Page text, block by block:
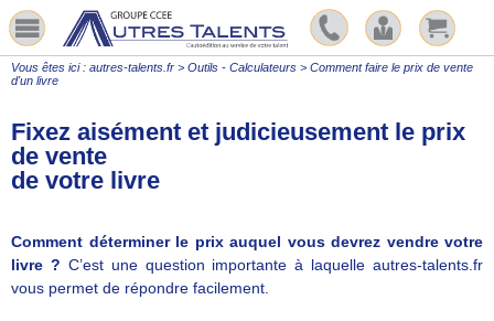
Vous êtes ici : autres-talents.fr > Outils - Calculateurs > Comment faire le prix de vente
d'un livre
Fixez aisément et judicieusement le prix
de vente
de votre livre
Comment déterminer le prix auquel vous devrez vendre votre
livre ? C’est une question importante à laquelle autres-talents.fr
vous permet de répondre facilement.